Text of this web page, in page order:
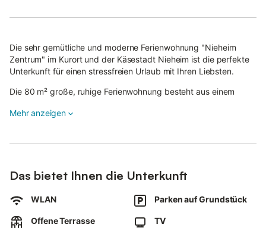
Die sehr gemütliche und moderne Ferienwohnung "Nieheim
Zentrum" im Kurort und der Käsestadt Nieheim ist die perfekte
Unterkunft für einen stressfreien Urlaub mit Ihren Liebsten.
Die 80 m² große, ruhige Ferienwohnung besteht aus einem
Schlafzimmern sowie 1 Badezimmer und bietet somit Platz für 3
und Spielsachen.
ausgeliehen werden können.
Die Ferienwohnung verfügt über einen privaten Außenbereich
Mehr anzeigen
Das bietet Ihnen die Unterkunft
WLAN Parken auf Grundstück
Offene Terrasse TV